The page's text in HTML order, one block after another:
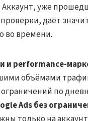
уже
даёт
во времени.
и performance-
объёмами
ограничений по
Ads без